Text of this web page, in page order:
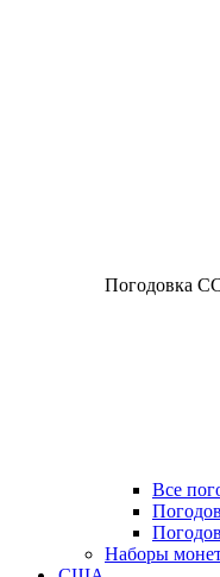
Погодовка
Все
Наборы